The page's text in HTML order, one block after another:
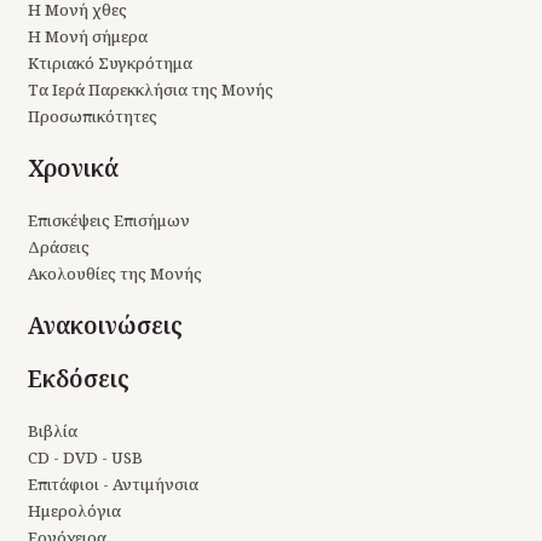
Η Μονή χθες
Η Μονή σήμερα
Κτιριακό Συγκρότημα
Τα Ιερά Παρεκκλήσια της Μονής
Προσωπικότητες
Χρονικά
Επισκέψεις Επισήμων
Δράσεις
Ακολουθίες της Μονής
Ανακοινώσεις
Εκδόσεις
Βιβλία
CD - DVD - USB
Επιτάφιοι - Αντιμήνσια
Ημερολόγια